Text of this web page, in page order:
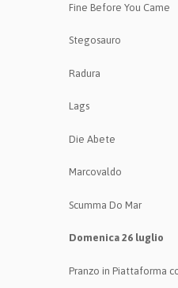
Fine Before You Came
Stegosauro
Radura
Lags
Die Abete
Marcovaldo
Scumma Do Mar
Domenica 26 luglio
Pranzo in Piattaforma